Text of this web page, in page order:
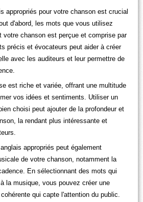
appropriés pour votre chanson est crucial
d'abord, les mots que vous utilisez
votre chanson est perçue et comprise par
précis et évocateurs peut aider à créer
avec les auditeurs et leur permettre de
est riche et variée, offrant une multitude
vos idées et sentiments. Utiliser un
choisi peut ajouter de la profondeur et
la rendant plus intéressante et
appropriés peut également
de votre chanson, notamment la
En sélectionnant des mots qui
la musique, vous pouvez créer une
qui capte l'attention du public.